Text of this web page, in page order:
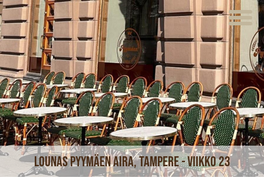
ETUSIVU
VERKKOKAUPPA
KAHVILAT
LOUNAS
MEISTÄ
TUOTTEET
Lounas Pyymäen Aira, Tampere - viikko 23